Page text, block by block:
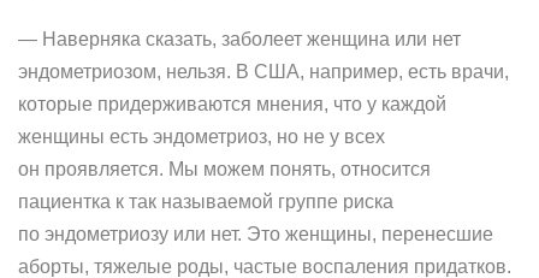
— Наверняка сказать, заболеет женщина или нет
эндометриозом, нельзя. В США, например, есть врачи,
которые придерживаются мнения, что у каждой
женщины есть эндометриоз, но не у всех
он проявляется. Мы можем понять, относится
пациентка к так называемой группе риска
по эндометриозу или нет. Это женщины, перенесшие
аборты, тяжелые роды, частые воспаления придатков.